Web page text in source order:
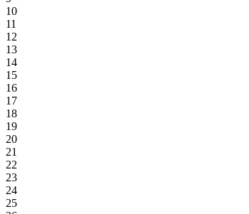
10
11
12
13
14
15
16
17
18
19
20
21
22
23
24
25